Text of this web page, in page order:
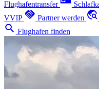
Flughafentransfer
VVIP handshake Partner werden travel_explore
search Flughafen finden